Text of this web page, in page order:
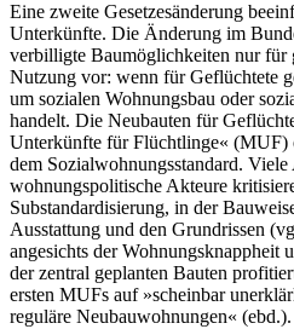
Eine zweite Gesetzesänderung
Unterkünfte. Die Änderung im
verbilligte Baumöglichkeiten nur für
Nutzung vor: wenn für Geflüchtete
um sozialen Wohnungsbau oder
handelt. Die Neubauten für
Unterkünfte für Flüchtlinge« (MUF)
dem Sozialwohnungsstandard.
wohnungspolitische Akteure
Substandardisierung, in der
Ausstattung und den Grundrissen
angesichts der Wohnungsknappheit
der zentral geplanten Bauten
ersten MUFs auf »scheinbar
reguläre Neubauwohnungen« (ebd.).